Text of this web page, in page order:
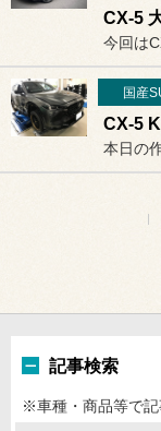
CX-5
今回は
国産
記事検索
※車種・商品等で